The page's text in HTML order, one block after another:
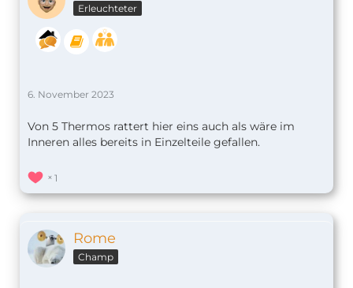
Erleuchteter
6. November 2023
Von 5 Thermos rattert hier eins auch als wäre im
Inneren alles bereits in Einzelteile gefallen.
1
Rome
Champ